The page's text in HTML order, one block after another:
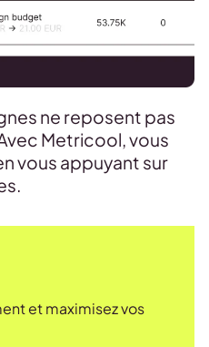
ne reposent pas
Metricool, vous
vous appuyant sur
et maximisez vos